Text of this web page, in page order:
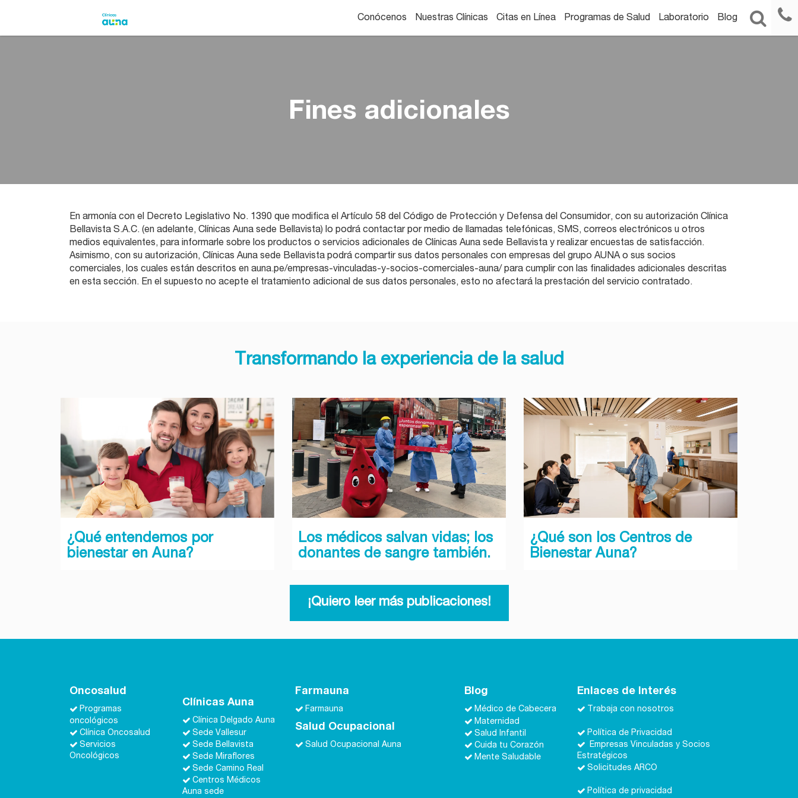
Conócenos Nuestras Clínicas Citas en Línea Programas de Salud Laboratorio Blog
Fines adicionales
En armonía con el Decreto Legislativo No. 1390 que modifica el Artículo 58 del Código de Protección y Defensa del Consumidor, con su autorización Clínica
Bellavista S.A.C. (en adelante, Clínicas Auna sede Bellavista) lo podrá contactar por medio de llamadas telefónicas, SMS, correos electrónicos u otros
medios equivalentes, para informarle sobre los productos o servicios adicionales de Clínicas Auna sede Bellavista y realizar encuestas de satisfacción.
Asimismo, con su autorización, Clínicas Auna sede Bellavista podrá compartir sus datos personales con empresas del grupo AUNA o sus socios
comerciales, los cuales están descritos en auna.pe/empresas-vinculadas-y-socios-comerciales-auna/ para cumplir con las finalidades adicionales descritas
en esta sección. En el supuesto no acepte el tratamiento adicional de sus datos personales, esto no afectará la prestación del servicio contratado.
Transformando la experiencia de la salud
¿Qué entendemos por
bienestar en Auna?
Los médicos salvan vidas; los
donantes de sangre también.
¿Qué son los Centros de
Bienestar Auna?
¡Quiero leer más publicaciones!
Oncosalud
Programas
oncológicos
Clínica Oncosalud
Servicios
Oncológicos
Clínicas Auna
Clínica Delgado Auna
Sede Vallesur
Sede Bellavista
Sede Miraflores
Sede Camino Real
Centros Médicos
Auna sede
Farmauna
Farmauna
Salud Ocupacional
Salud Ocupacional Auna
Blog
Médico de Cabecera
Maternidad
Salud Infantil
Cuida tu Corazón
Mente Saludable
Enlaces de Interés
Trabaja con nosotros
Política de Privacidad
Empresas Vinculadas y Socios
Estratégicos
Solicitudes ARCO
Política de privacidad